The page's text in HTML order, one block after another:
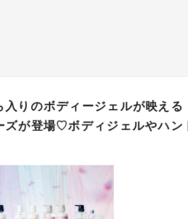
入りのボディージェルが映える
ズが登場♡ボディジェルやハン